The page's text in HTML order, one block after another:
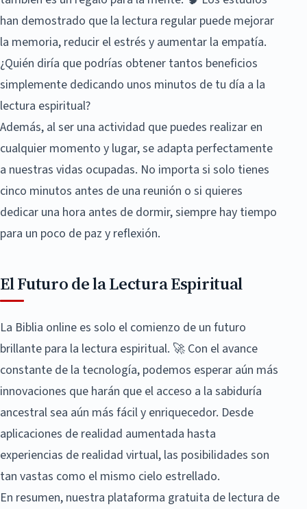
han demostrado que la lectura regular puede mejorar
la memoria, reducir el estrés y aumentar la empatía.
¿Quién diría que podrías obtener tantos beneficios
simplemente dedicando unos minutos de tu día a la
lectura espiritual?
Además, al ser una actividad que puedes realizar en
cualquier momento y lugar, se adapta perfectamente
a nuestras vidas ocupadas. No importa si solo tienes
cinco minutos antes de una reunión o si quieres
dedicar una hora antes de dormir, siempre hay tiempo
para un poco de paz y reflexión.
El Futuro de la Lectura Espiritual
La Biblia online es solo el comienzo de un futuro
brillante para la lectura espiritual. 🚀 Con el avance
constante de la tecnología, podemos esperar aún más
innovaciones que harán que el acceso a la sabiduría
ancestral sea aún más fácil y enriquecedor. Desde
aplicaciones de realidad aumentada hasta
experiencias de realidad virtual, las posibilidades son
tan vastas como el mismo cielo estrellado.
En resumen, nuestra plataforma gratuita de lectura de